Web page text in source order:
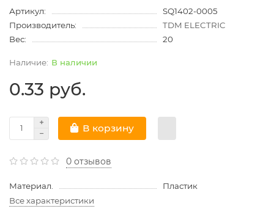
Артикул:
SQ1402-0005
Производитель:
TDM ELECTRIC
Вес:
20
В наличии
0.33 руб.
В корзину
0 отзывов
Материал.
Пластик
Все характеристики